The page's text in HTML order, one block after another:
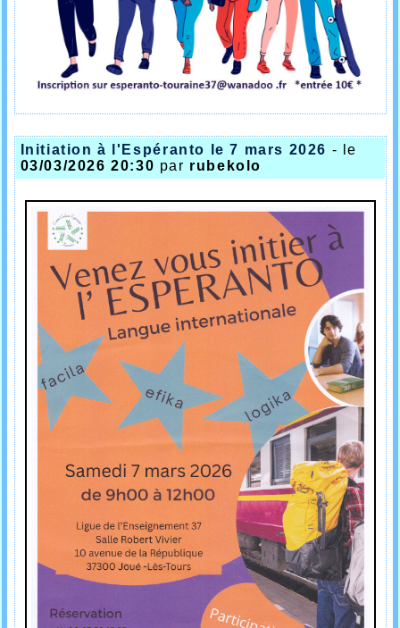
Initiation à l'Espéranto le 7 mars 2026 - le
03/03/2026 20:30 par rubekolo